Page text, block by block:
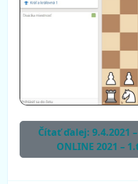
Čítať ďalej: 9.4.2021
ONLINE 2021 –